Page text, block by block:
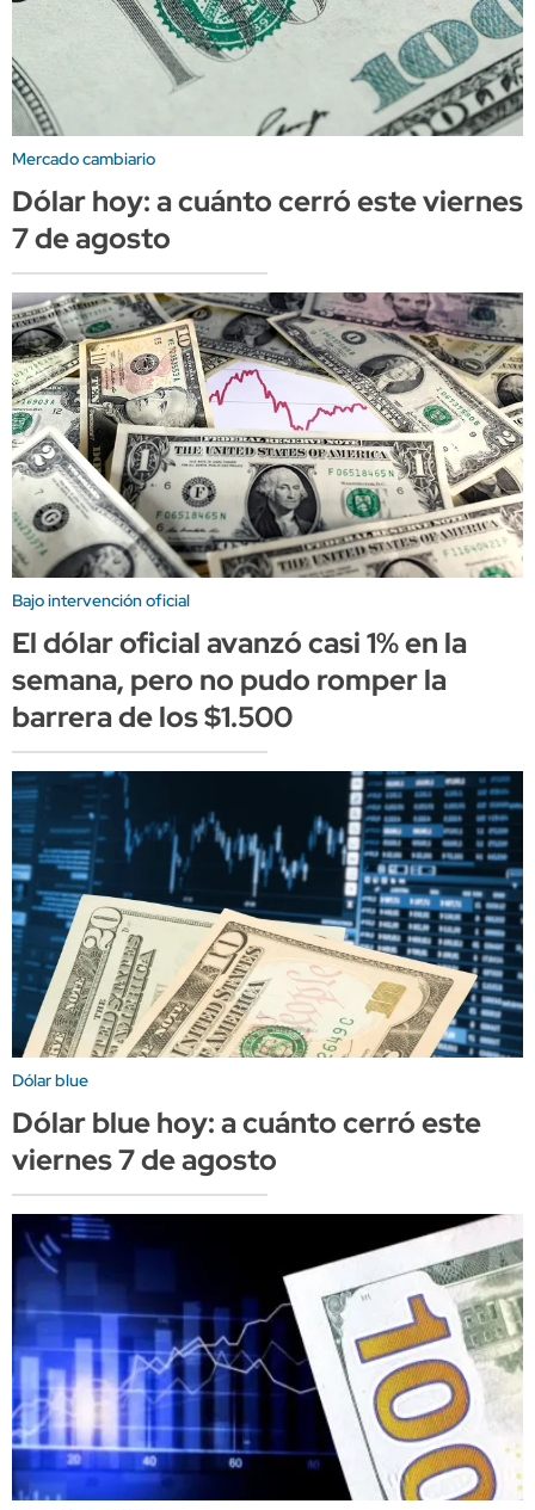
Mercado cambiario
Dólar hoy: a cuánto cerró este viernes
7 de agosto
Bajo intervención oficial
El dólar oficial avanzó casi 1% en la
semana, pero no pudo romper la
barrera de los $1.500
Dólar blue
Dólar blue hoy: a cuánto cerró este
viernes 7 de agosto